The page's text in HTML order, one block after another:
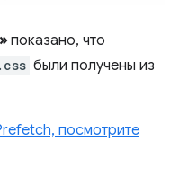
показано, что
были получены из
посмотрите